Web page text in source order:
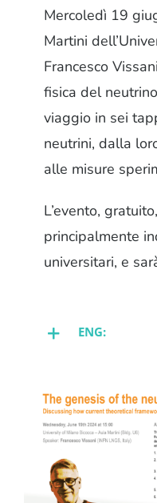
Mercoledì 19
Martini
Francesco
fisica del
viaggio in sei
neutrini, dalla
alle misure
L’evento,
principalmente
universitari, e
ENG: